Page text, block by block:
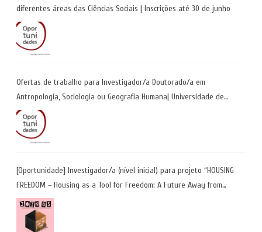
diferentes áreas das Ciências Sociais | Inscrições até 30 de junho
Ofertas de trabalho para Investigador/a Doutorado/a em
Antropologia, Sociologia ou Geografia Humana| Universidade de
Coimbra | Candidaturas até 29 de maio 2026
[Oportunidade] Investigador/a (nível inicial) para projeto “HOUSING
FREEDOM – Housing as a Tool for Freedom: A Future Away from
Incarceration” | até 8 de maio